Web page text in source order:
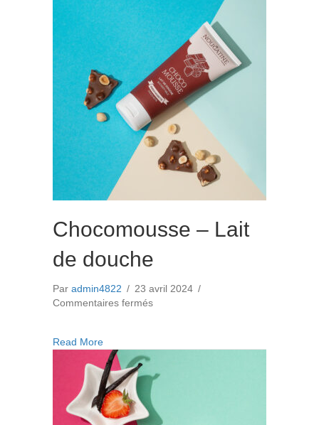
Pré
Ados
Chocomousse – Lait
de douche
Par admin4822 / 23 avril 2024 /
Commentaires ferméssur
douche
Read Moreabout Chocomousse – Lait de douche